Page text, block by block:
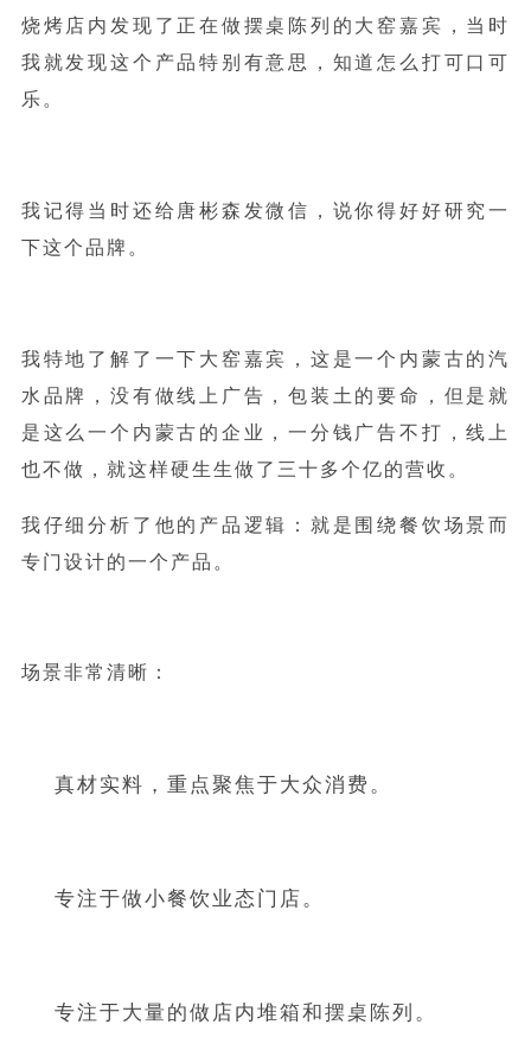
烧烤店内发现了正在做摆桌陈列的大窑嘉宾，当时
我就发现这个产品特别有意思，知道怎么打可口可
乐。
我记得当时还给唐彬森发微信，说你得好好研究一
下这个品牌。
我特地了解了一下大窑嘉宾，这是一个内蒙古的汽
水品牌，没有做线上广告，包装土的要命，但是就
是这么一个内蒙古的企业，一分钱广告不打，线上
也不做，就这样硬生生做了三十多个亿的营收。
我仔细分析了他的产品逻辑：就是围绕餐饮场景而
专门设计的一个产品。
场景非常清晰：
真材实料，重点聚焦于大众消费。
专注于做小餐饮业态门店。
专注于大量的做店内堆箱和摆桌陈列。